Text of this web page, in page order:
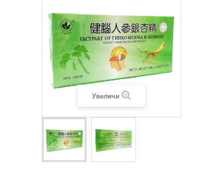
Увеличи